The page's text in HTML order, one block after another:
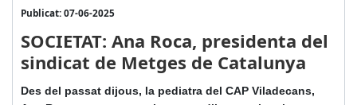
Publicat: 07-06-2025
SOCIETAT: Ana Roca, presidenta del
sindicat de Metges de Catalunya
Des del passat dijous, la pediatra del CAP Viladecans,